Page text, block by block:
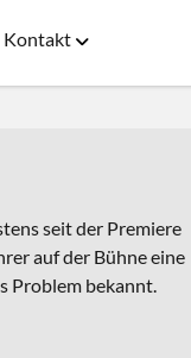
Kontakt Menü
seit der Premiere
auf der Bühne eine
Problem bekannt.